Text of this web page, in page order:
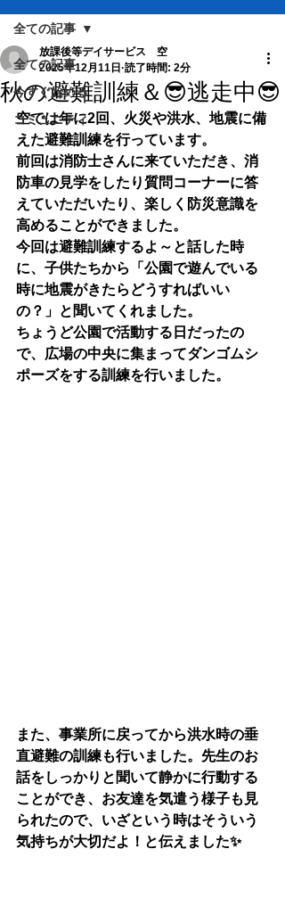
全ての記事
今すぐ始める
コミュニティ
全ての記事
秋の避難訓練＆😎逃走中😎
放課後等デイサービス 空
2025年12月11日 読了時間: 2分
空では年に2回、火災や洪水、地震に備
えた避難訓練を行っています。
前回は消防士さんに来ていただき、消
防車の見学をしたり質問コーナーに答
えていただいたり、楽しく防災意識を
高めることができました。
今回は避難訓練するよ～と話した時
に、子供たちから「公園で遊んでいる
時に地震がきたらどうすればいい
の？」と聞いてくれました。
ちょうど公園で活動する日だったの
で、広場の中央に集まってダンゴムシ
ポーズをする訓練を行いました。
また、事業所に戻ってから洪水時の垂
直避難の訓練も行いました。先生のお
話をしっかりと聞いて静かに行動する
ことができ、お友達を気遣う様子も見
られたので、いざという時はそういう
気持ちが大切だよ！と伝えました✨